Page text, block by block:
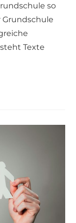
so
Texte